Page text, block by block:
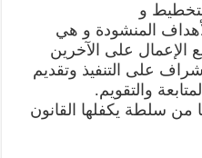
و
المنشودة و هي
الإعمال على الآخرين
على التنفيذ وتقديم
والتقويم.
من سلطة يكفلها القانون